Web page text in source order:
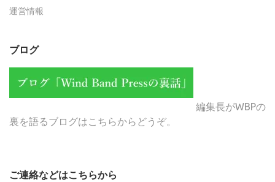
運営情報
ブログ
編集長がWBPの
裏を語るブログはこちらからどうぞ。
ご連絡などはこちらから